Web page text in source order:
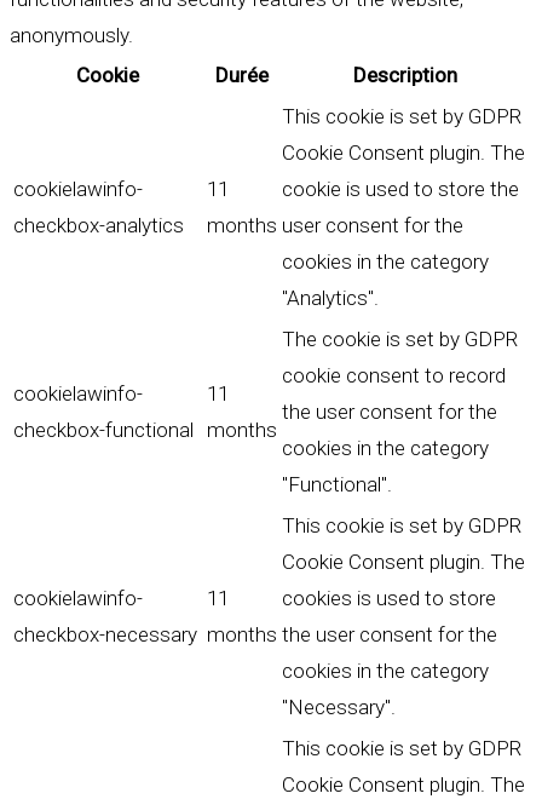
anonymously.
Cookie
Durée Description
cookielawinfo-
checkbox-analytics
11
months
This cookie is set by GDPR
Cookie Consent plugin. The
cookie is used to store the
user consent for the
cookies in the category
"Analytics".
cookielawinfo-
checkbox-functional
11
months
The cookie is set by GDPR
cookie consent to record
the user consent for the
cookies in the category
"Functional".
cookielawinfo-
checkbox-necessary
11
months
This cookie is set by GDPR
Cookie Consent plugin. The
cookies is used to store
the user consent for the
cookies in the category
"Necessary".
This cookie is set by GDPR
Cookie Consent plugin. The